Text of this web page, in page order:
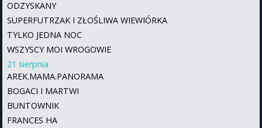
ODZYSKANY
SUPERFUTRZAK I ZŁOŚLIWA WIEWIÓRKA
TYLKO JEDNA NOC
WSZYSCY MOI WROGOWIE
21 sierpnia
AREK.MAMA.PANORAMA
BOGACI I MARTWI
BUNTOWNIK
FRANCES HA